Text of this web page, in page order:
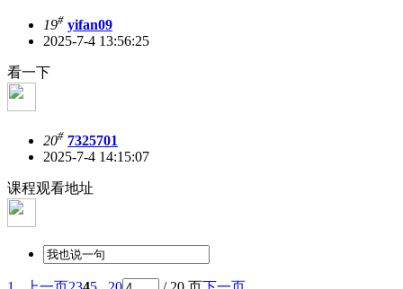
19# yifan09
2025-7-4 13:56:25
看一下
20# 7325701
2025-7-4 14:15:07
课程观看地址